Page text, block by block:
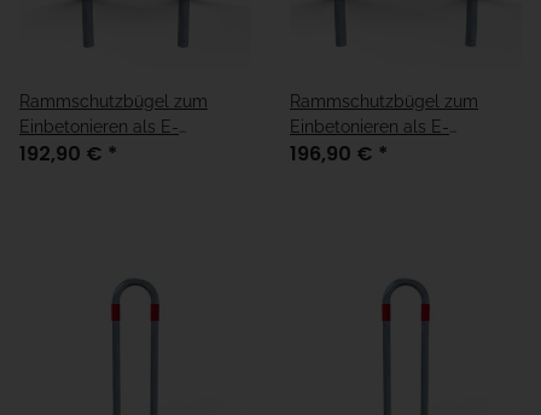
Rammschutzbügel zum
Einbetonieren als E-
Ladesäulenschutz verzinkt
192,90 € *
Rammschutzbügel zum
Einbetonieren als E-
Ladesäulenschutz verzinkt
196,90 € *